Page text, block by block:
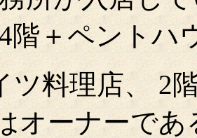
階＋ペントハ
ツ料理店、 2
オーナーで